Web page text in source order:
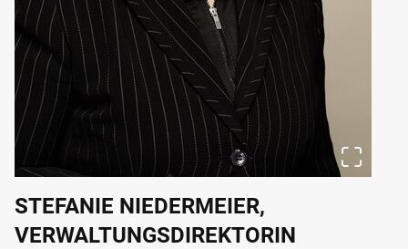
STEFANIE NIEDERMEIER,
VERWALTUNGSDIREKTORIN